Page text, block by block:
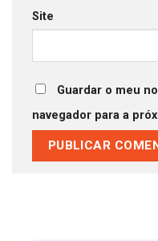
Site
Guardar o meu
navegador para a